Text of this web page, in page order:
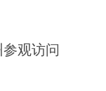
观访问